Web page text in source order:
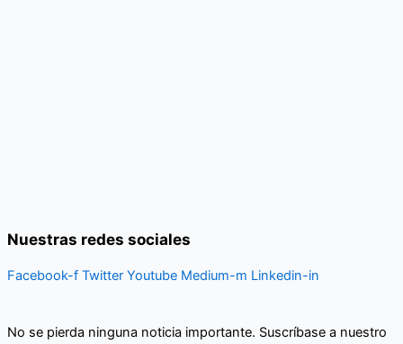
Nuestras redes sociales
Facebook-f Twitter Youtube Medium-m Linkedin-in
No se pierda ninguna noticia importante. Suscríbase a nuestro